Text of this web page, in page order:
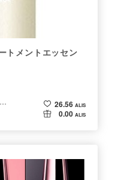
トメントエッセン
あんあん＠ピンクデビル『変態』
26.56 ALIS
0.00 ALIS